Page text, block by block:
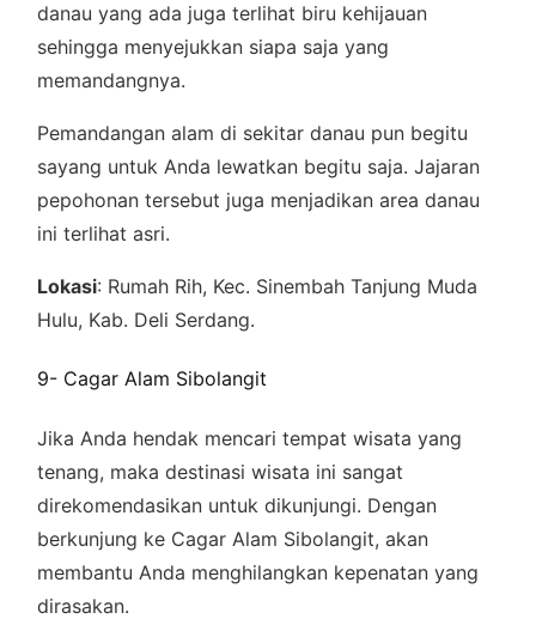
danau yang ada juga terlihat biru kehijauan
sehingga menyejukkan siapa saja yang
memandangnya.
Pemandangan alam di sekitar danau pun begitu
sayang untuk Anda lewatkan begitu saja. Jajaran
pepohonan tersebut juga menjadikan area danau
ini terlihat asri.
Lokasi: Rumah Rih, Kec. Sinembah Tanjung Muda
Hulu, Kab. Deli Serdang.
9- Cagar Alam Sibolangit
Jika Anda hendak mencari tempat wisata yang
tenang, maka destinasi wisata ini sangat
direkomendasikan untuk dikunjungi. Dengan
berkunjung ke Cagar Alam Sibolangit, akan
membantu Anda menghilangkan kepenatan yang
dirasakan.